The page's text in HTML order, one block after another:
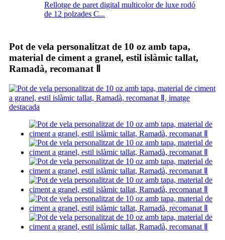
Rellotge de paret digital multicolor de luxe rodó
de 12 polzades C...
Pot de vela personalitzat de 10 oz amb tapa,
material de ciment a granel, estil islàmic tallat,
Ramadà, recomanat Ⅱ